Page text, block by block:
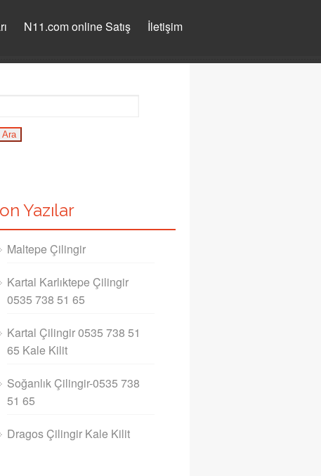
N11.com online Satış İletişim
Yazılar
Maltepe Çilingir
Kartal Karlıktepe Çilingir
0535 738 51 65
Kartal Çilingir 0535 738 51
65 Kale Kilit
Soğanlık Çilingir-0535 738
51 65
Dragos Çilingir Kale Kilit